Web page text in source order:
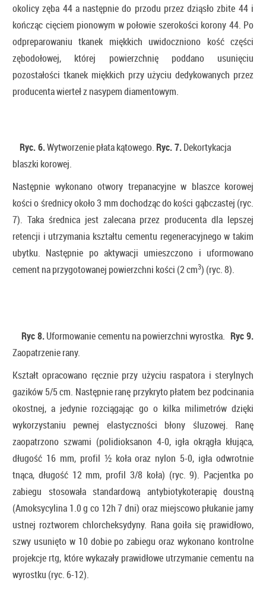
okolicy zęba 44 a następnie do przodu przez dziąsło zbite 44 i
kończąc cięciem pionowym w połowie szerokości korony 44. Po
odpreparowaniu tkanek miękkich uwidoczniono kość części
zębodołowej, której powierzchnię poddano usunięciu
pozostałości tkanek miękkich przy użyciu dedykowanych przez
producenta wierteł z nasypem diamentowym.
Ryc. 6.Wytworzenie płata kątowego. Ryc. 7.Dekortykacja
blaszki korowej.
Następnie wykonano otwory trepanacyjne w blaszce korowej
kości o średnicy około 3 mm dochodząc do kości gąbczastej (ryc.
7). Taka średnica jest zalecana przez producenta dla lepszej
retencji i utrzymania kształtu cementu regeneracyjnego w takim
ubytku. Następnie po aktywacji umieszczono i uformowano
cement na przygotowanej powierzchni kości (2 cm3) (ryc. 8).
Ryc 8.Uformowanie cementu na powierzchni wyrostka. Ryc 9.
Zaopatrzenie rany.
Kształt opracowano ręcznie przy użyciu raspatora i sterylnych
gazików 5/5 cm. Następnie ranę przykryto płatem bez podcinania
okostnej, a jedynie rozciągając go o kilka milimetrów dzięki
wykorzystaniu pewnej elastyczności błony śluzowej. Ranę
zaopatrzono szwami (polidioksanon 4-0, igła okrągła kłująca,
długość 16 mm, profil ½ koła oraz nylon 5-0, igła odwrotnie
tnąca, długość 12 mm, profil 3/8 koła) (ryc. 9). Pacjentka po
zabiegu stosowała standardową antybiotykoterapię doustną
(Amoksycylina 1.0 g co 12h 7 dni) oraz miejscowo płukanie jamy
ustnej roztworem chlorcheksydyny. Rana goiła się prawidłowo,
szwy usunięto w 10 dobie po zabiegu oraz wykonano kontrolne
projekcje rtg, które wykazały prawidłowe utrzymanie cementu na
wyrostku (ryc. 6-12).